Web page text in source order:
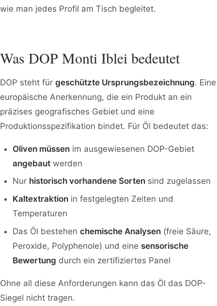
wie man jedes Profil am Tisch begleitet.
Was DOP Monti Iblei bedeutet
DOP steht für geschützte Ursprungsbezeichnung. Eine
europäische Anerkennung, die ein Produkt an ein
präzises geografisches Gebiet und eine
Produktionsspezifikation bindet. Für Öl bedeutet das:
Oliven müssenim ausgewiesenen DOP-Gebiet
angebautwerden
Nur historisch vorhandene Sortensind zugelassen
Kaltextraktionin festgelegten Zeiten und
Temperaturen
Das Öl bestehen chemische Analysen(freie Säure,
Peroxide, Polyphenole) und eine sensorische
Bewertung durch ein zertifiziertes Panel
Ohne all diese Anforderungen kann das Öl das DOP-
Siegel nicht tragen.